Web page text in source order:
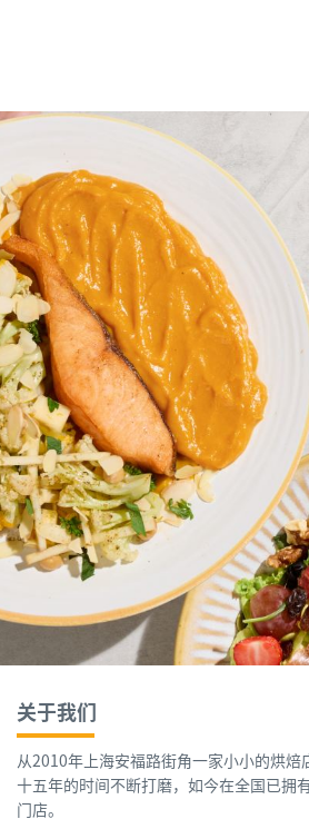
关于我们
从2010年上海安福路街角一家小小的烘焙
十五年的时间不断打磨，如今在全国已拥
门店。